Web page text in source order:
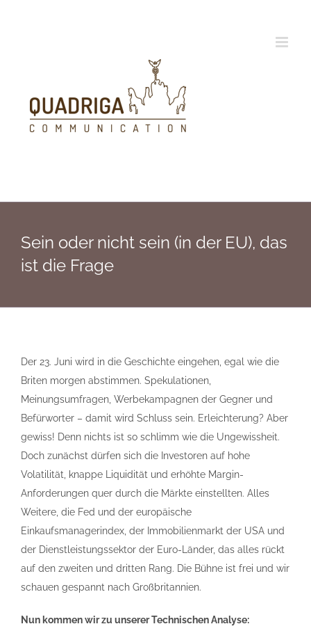
Sein oder nicht sein (in der EU), das
ist die Frage
Der 23. Juni wird in die Geschichte eingehen, egal wie die
Briten morgen abstimmen. Spekulationen,
Meinungsumfragen, Werbekampagnen der Gegner und
Befürworter – damit wird Schluss sein. Erleichterung? Aber
gewiss! Denn nichts ist so schlimm wie die Ungewissheit.
Doch zunächst dürfen sich die Investoren auf hohe
Volatilität, knappe Liquidität und erhöhte Margin-
Anforderungen quer durch die Märkte einstellten. Alles
Weitere, die Fed und der europäische
Einkaufsmanagerindex, der Immobilienmarkt der USA und
der Dienstleistungssektor der Euro-Länder, das alles rückt
auf den zweiten und dritten Rang. Die Bühne ist frei und wir
schauen gespannt nach Großbritannien.
Nun kommen wir zu unserer Technischen Analyse: